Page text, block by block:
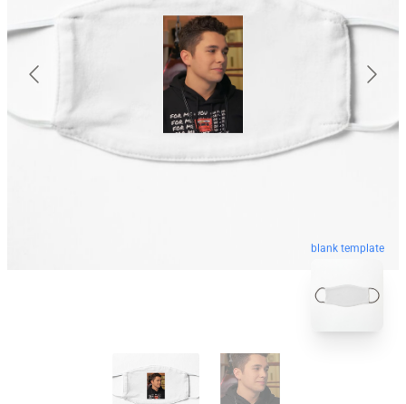
blank template